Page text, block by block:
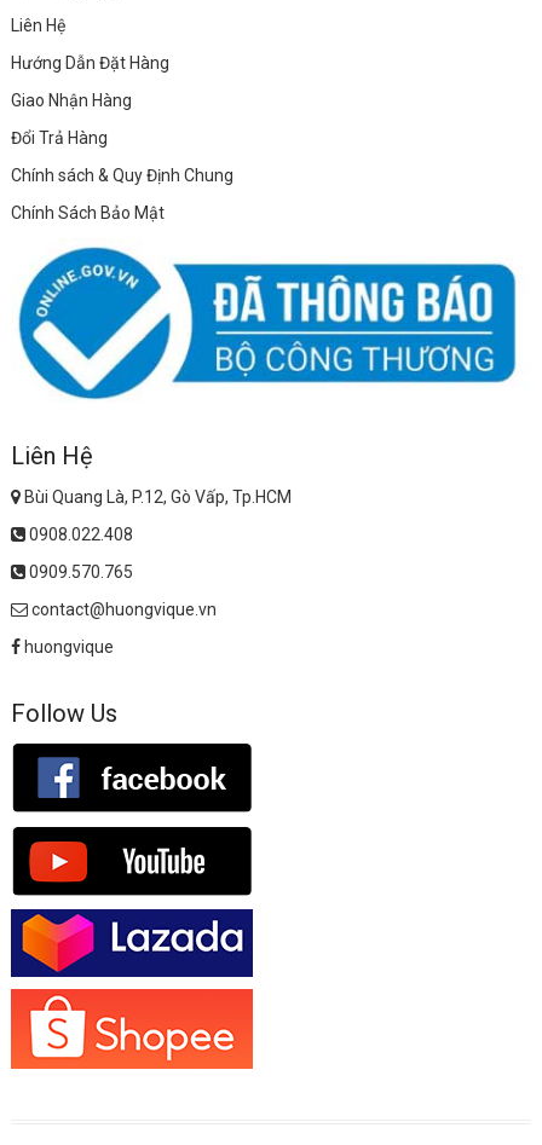
Liên Hệ
Hướng Dẫn Đặt Hàng
Giao Nhận Hàng
Đổi Trả Hàng
Chính sách & Quy Định Chung
Chính Sách Bảo Mật
Liên Hệ
Bùi Quang Là, P.12, Gò Vấp, Tp.HCM
0908.022.408
0909.570.765
contact@huongvique.vn
huongvique
Follow Us